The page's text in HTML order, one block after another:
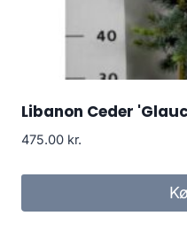
Libanon Ceder
475.00 kr.